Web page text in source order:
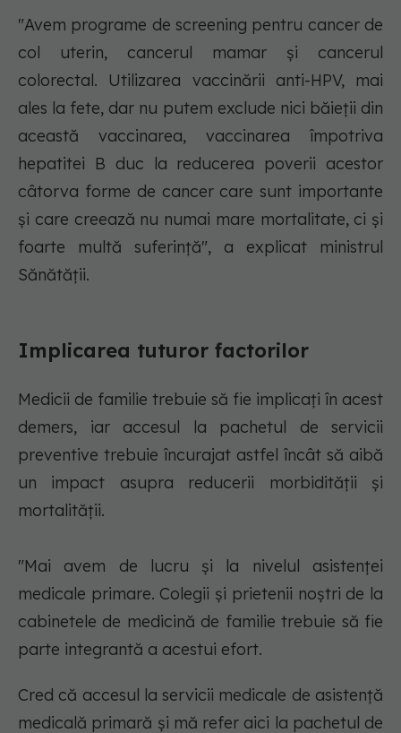
"Avem programe de screening pentru cancer de
col uterin, cancerul mamar şi cancerul
colorectal. Utilizarea vaccinării anti-HPV, mai
ales la fete, dar nu putem exclude nici băieţii din
această vaccinarea, vaccinarea împotriva
hepatitei B duc la reducerea poverii acestor
câtorva forme de cancer care sunt importante
şi care creează nu numai mare mortalitate, ci şi
foarte multă suferinţă", a explicat ministrul
Sănătăţii.
Implicarea tuturor factorilor
Medicii de familie trebuie să fie implicați în acest
demers, iar accesul la pachetul de servicii
preventive trebuie încurajat astfel încât să aibă
un impact asupra reducerii morbidităţii şi
mortalităţii.
"Mai avem de lucru şi la nivelul asistenţei
medicale primare. Colegii şi prietenii noştri de la
cabinetele de medicină de familie trebuie să fie
parte integrantă a acestui efort.
Cred că accesul la servicii medicale de asistenţă
medicală primară şi mă refer aici la pachetul de